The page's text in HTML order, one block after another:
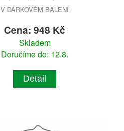
V DÁRKOVÉM BALENÍ
Cena: 948 Kč
Skladem
Doručíme do: 12.8.
Detail